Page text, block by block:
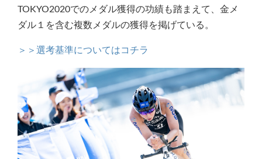
TOKYO2020でのメダル獲得の功績も踏まえて、金メ
ダル１を含む複数メダルの獲得を掲げている。
＞＞選考基準についてはコチラ